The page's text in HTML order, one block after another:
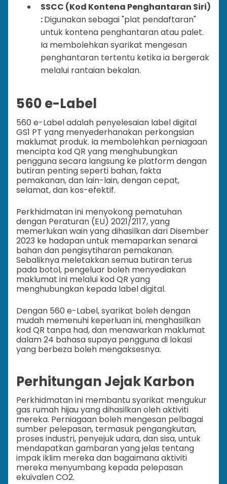
SSCC (Kod Kontena Penghantaran Siri)
:Digunakan sebagai "plat pendaftaran"
untuk kontena penghantaran atau palet.
Ia membolehkan syarikat mengesan
penghantaran tertentu ketika ia bergerak
melalui rantaian bekalan.
560 e-Label
560 e-Label adalah penyelesaian label digital
GS1 PT yang menyederhanakan perkongsian
maklumat produk. Ia membolehkan perniagaan
mencipta kod QR yang menghubungkan
pengguna secara langsung ke platform dengan
butiran penting seperti bahan, fakta
pemakanan, dan lain-lain, dengan cepat,
selamat, dan kos-efektif.
Perkhidmatan ini menyokong pematuhan
dengan Peraturan (EU) 2021/2117, yang
memerlukan wain yang dihasilkan dari Disember
2023 ke hadapan untuk memaparkan senarai
bahan dan pengisytiharan pemakanan.
Sebaliknya meletakkan semua butiran terus
pada botol, pengeluar boleh menyediakan
maklumat ini melalui kod QR yang
menghubungkan kepada label digital.
Dengan 560 e-Label, syarikat boleh dengan
mudah memenuhi keperluan ini, menghasilkan
kod QR tanpa had, dan menawarkan maklumat
dalam 24 bahasa supaya pengguna di lokasi
yang berbeza boleh mengaksesnya.
Perhitungan Jejak Karbon
Perkhidmatan ini membantu syarikat mengukur
gas rumah hijau yang dihasilkan oleh aktiviti
mereka. Perniagaan boleh mengesan pelbagai
sumber pelepasan, termasuk pengangkutan,
proses industri, penyejuk udara, dan sisa, untuk
mendapatkan gambaran yang jelas tentang
impak iklim mereka dan bagaimana aktiviti
mereka menyumbang kepada pelepasan
ekuivalen CO2.